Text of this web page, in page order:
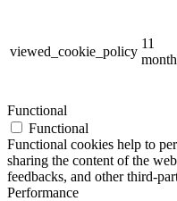
viewed_cookie_policy
11
Functional
Functional
Functional cookies help to
sharing the content of the
feedbacks, and other third-
Performance